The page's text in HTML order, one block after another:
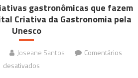
gastronômicas que fazem
Criativa da Gastronomia pela
Unesco
Joseane Santos
Comentários
desativados